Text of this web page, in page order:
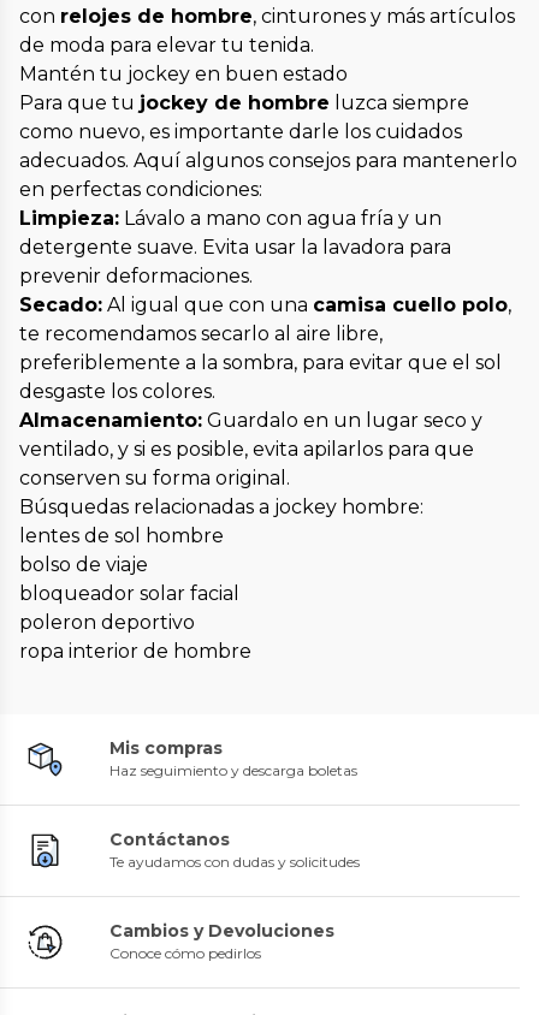
con relojes de hombre, cinturones y más artículos
de moda para elevar tu tenida.
Mantén tu jockey en buen estado
Para que tu jockey de hombre luzca siempre
como nuevo, es importante darle los cuidados
adecuados. Aquí algunos consejos para mantenerlo
en perfectas condiciones:
Limpieza: Lávalo a mano con agua fría y un
detergente suave. Evita usar la lavadora para
prevenir deformaciones.
Secado: Al igual que con una camisa cuello polo,
te recomendamos secarlo al aire libre,
preferiblemente a la sombra, para evitar que el sol
desgaste los colores.
Almacenamiento: Guardalo en un lugar seco y
ventilado, y si es posible, evita apilarlos para que
conserven su forma original.
Búsquedas relacionadas a jockey hombre:
lentes de sol hombre
bolso de viaje
bloqueador solar facial
poleron deportivo
ropa interior de hombre
Mis compras
Haz seguimiento y descarga boletas
Contáctanos
Te ayudamos con dudas y solicitudes
Cambios y Devoluciones
Conoce cómo pedirlos